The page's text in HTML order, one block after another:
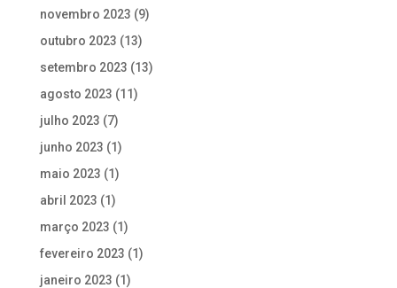
novembro 2023 (9)
outubro 2023 (13)
setembro 2023 (13)
agosto 2023 (11)
julho 2023 (7)
junho 2023 (1)
maio 2023 (1)
abril 2023 (1)
março 2023 (1)
fevereiro 2023 (1)
janeiro 2023 (1)